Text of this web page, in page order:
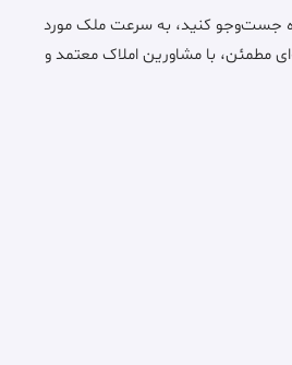
جست‌وجو کنید، به سرعت ملک مورد
مطمئن، با مشاورین املاک معتمد و